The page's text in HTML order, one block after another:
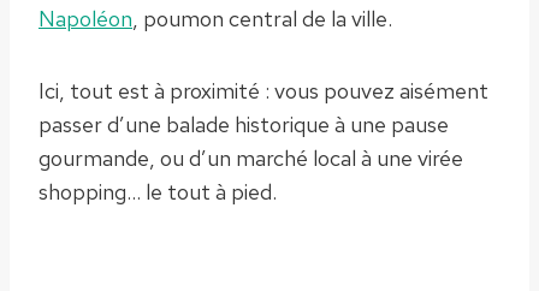
Napoléon, poumon central de la ville.
Ici, tout est à proximité : vous pouvez aisément
passer d’une balade historique à une pause
gourmande, ou d’un marché local à une virée
shopping… le tout à pied.